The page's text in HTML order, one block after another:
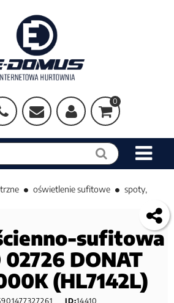
0
oświetlenie sufitowe
spoty,
sufitowa
02726 DONAT
(HL7142L)
ID:14410